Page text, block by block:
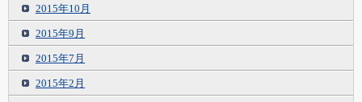
2015年10月
2015年9月
2015年7月
2015年2月